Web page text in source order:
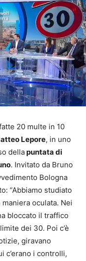
20 multe in 10
Lepore, in uno
dellapuntata di
. Invitato da Bruno
Bologna
“Abbiamo studiato
oculata. Nei
bloccato il traffico
dei 30. Poi c’è
giravano
c’erano i controlli,